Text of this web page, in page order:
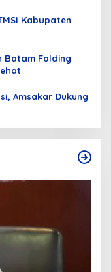
Kabupaten
Batam Folding
Amsakar Dukung